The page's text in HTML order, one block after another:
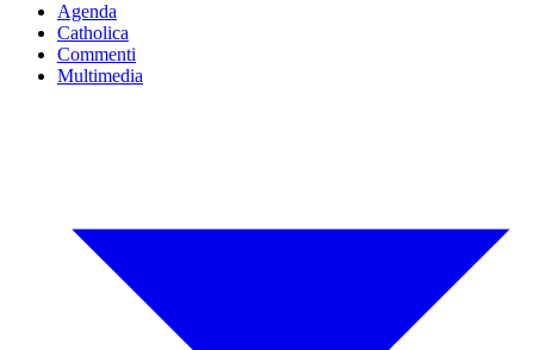
Agenda
Catholica
Commenti
Multimedia